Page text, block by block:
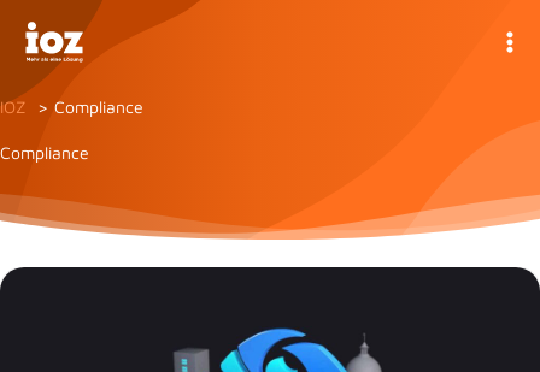
Inhalt
springen
IOZ Compliance
Compliance